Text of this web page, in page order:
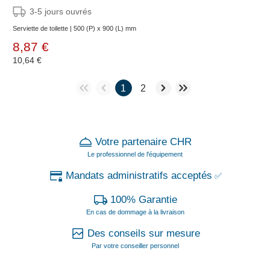
3-5 jours ouvrés
Serviette de toilette | 500 (P) x 900 (L) mm
8,87 €
10,64 €
1 2
Votre partenaire CHR
Le professionnel de l'équipement
Mandats administratifs acceptés ✅
100% Garantie
En cas de dommage à la livraison
Des conseils sur mesure
Par votre conseiller personnel